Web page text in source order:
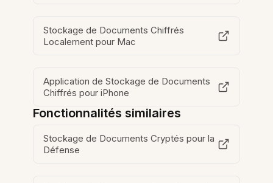
Stockage de Documents Chiffrés
Localement pour Mac
Application de Stockage de Documents
Chiffrés pour iPhone
Fonctionnalités similaires
Stockage de Documents Cryptés pour la
Défense